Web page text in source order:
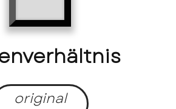
original